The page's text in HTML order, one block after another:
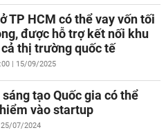
TP HCM có thể vay vốn tối
được hỗ trợ kết nối khu
thị trường quốc tế
| 15/09/2025
tạo Quốc gia có thể
vào startup
07/2024